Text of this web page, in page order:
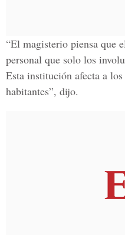
“El magisterio piensa que
personal que solo los
Esta institución afecta a
habitantes”, dijo.